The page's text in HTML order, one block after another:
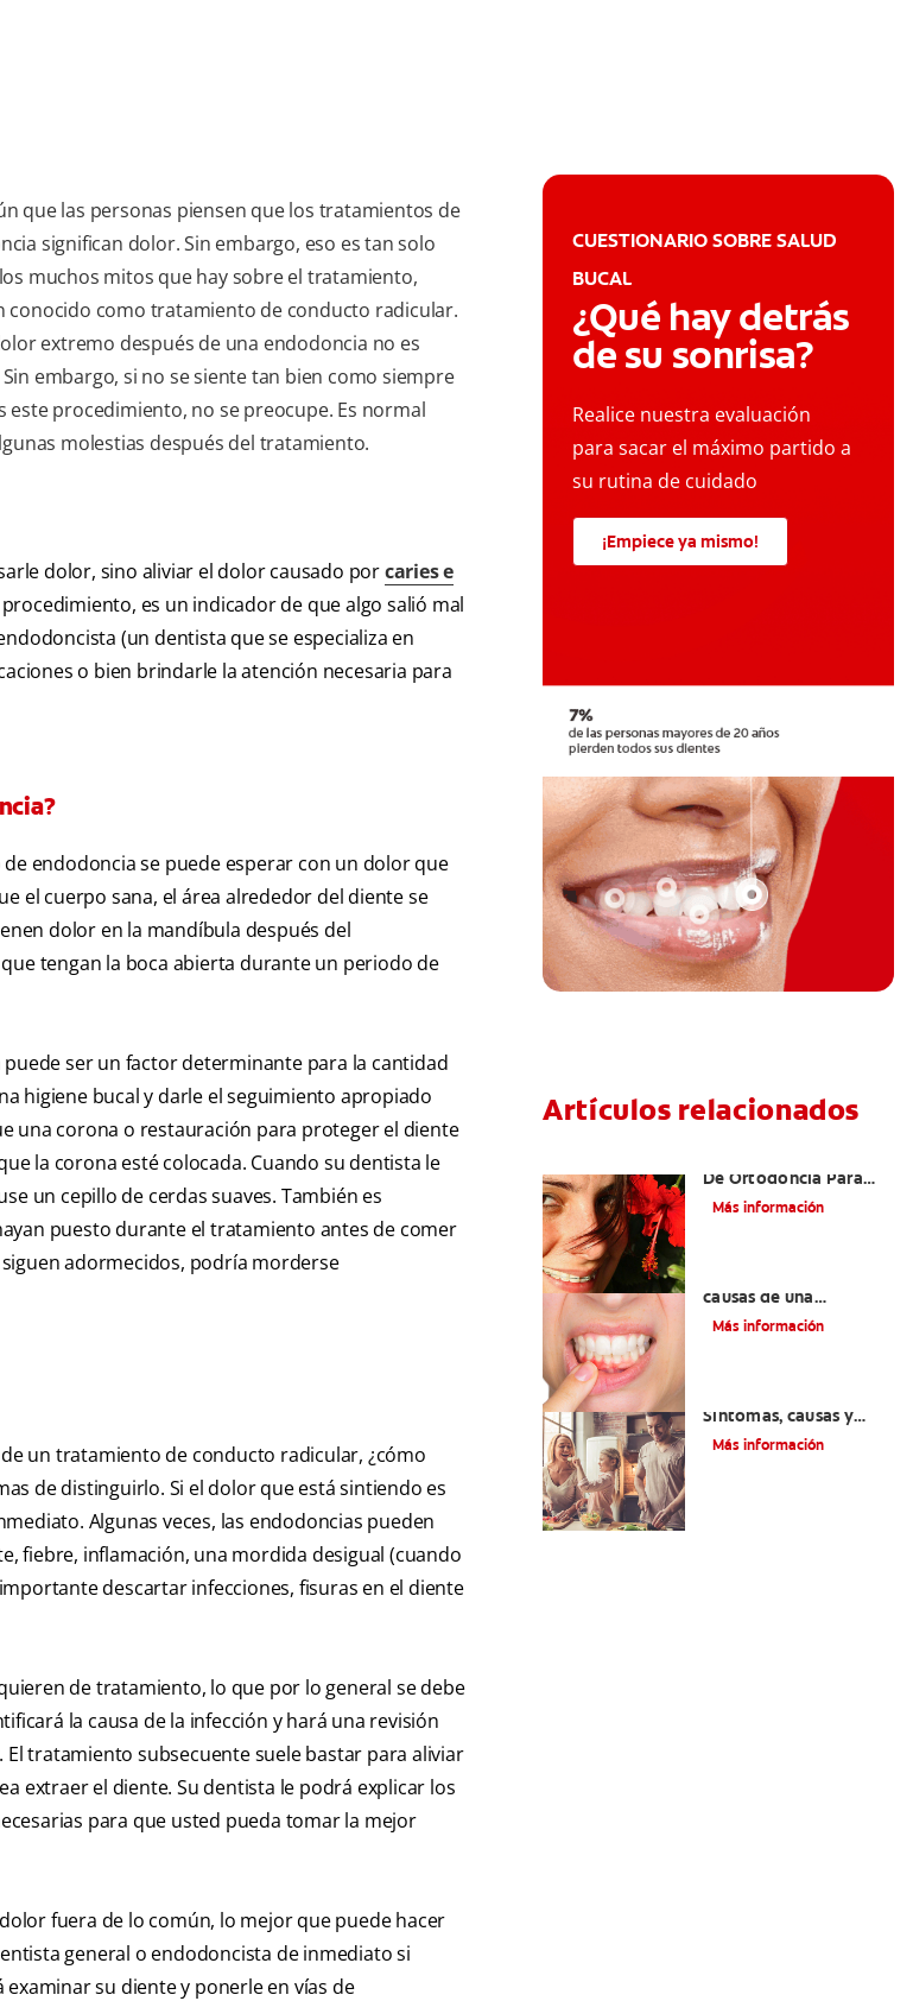
que las personas piensen que los tratamientos de
significan dolor. Sin embargo, eso es tan solo
muchos mitos que hay sobre el tratamiento,
conocido como tratamiento de conducto radicular.
extremo después de una endodoncia no es
embargo, si no se siente tan bien como siempre
este procedimiento, no se preocupe. Es normal
molestias después del tratamiento.
dolor, sino aliviar el dolor causado porcaries e
es un indicador de que algo salió mal
(un dentista que se especializa en
o bien brindarle la atención necesaria para
endodoncia se puede esperar con un dolor que
el cuerpo sana, el área alrededor del diente se
dolor en la mandíbula después del
tengan la boca abierta durante un periodo de
ser un factor determinante para la cantidad
higiene bucal y darle el seguimiento apropiado
una corona o restauración para proteger el diente
la corona esté colocada. Cuando su dentista le
un cepillo de cerdas suaves. También es
puesto durante el tratamiento antes de comer
adormecidos, podría morderse
un tratamiento de conducto radicular, ¿cómo
de distinguirlo. Si el dolor que está sintiendo es
Algunas veces, las endodoncias pueden
fiebre, inflamación, una mordida desigual (cuando
descartar infecciones, fisuras en el diente
de tratamiento, lo que por lo general se debe
la causa de la infección y hará una revisión
. El tratamiento subsecuente suele bastar para aliviar
extraer el diente. Su dentista le podrá explicar los
para que usted pueda tomar la mejor
fuera de lo común, lo mejor que puede hacer
general o endodoncista de inmediato si
su diente y ponerle en vías de
CUESTIONARIO SOBRE SALUD
BUCAL
¿Qué hay detrás
de su sonrisa?
Realice nuestra evaluación
para sacar el máximo partido a
su rutina de cuidado
¡Empiece ya mismo!
Artículos relacionados
De Ortodoncia Para
Adultos
Más información
causas de una
inflamación de encía
Más información
Síntomas, causas y
tratamiento
Más información